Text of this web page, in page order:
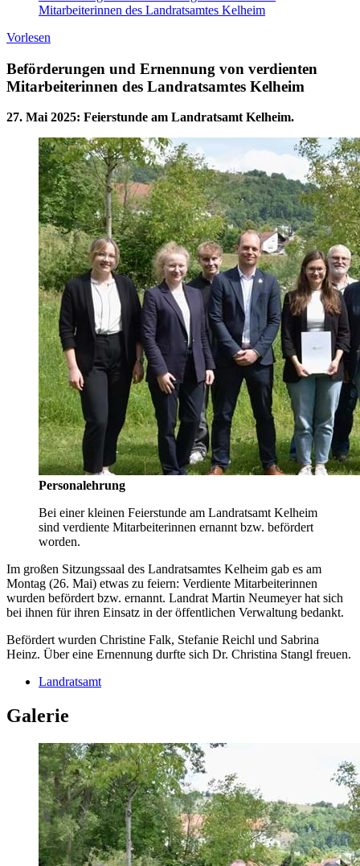
Mitarbeiterinnen des Landratsamtes Kelheim
Vorlesen
Beförderungen und Ernennung von verdienten
Mitarbeiterinnen des Landratsamtes Kelheim
27. Mai 2025: Feierstunde am Landratsamt Kelheim.
Personalehrung
Bei einer kleinen Feierstunde am Landratsamt Kelheim
sind verdiente Mitarbeiterinnen ernannt bzw. befördert
worden.
Im großen Sitzungssaal des Landratsamtes Kelheim gab es am
Montag (26. Mai) etwas zu feiern: Verdiente Mitarbeiterinnen
wurden befördert bzw. ernannt. Landrat Martin Neumeyer hat sich
bei ihnen für ihren Einsatz in der öffentlichen Verwaltung bedankt.
Befördert wurden Christine Falk, Stefanie Reichl und Sabrina
Heinz. Über eine Ernennung durfte sich Dr. Christina Stangl freuen.
Landratsamt
Galerie